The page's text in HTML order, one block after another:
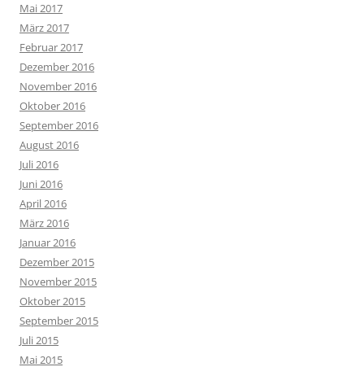
Mai 2017
März 2017
Februar 2017
Dezember 2016
November 2016
Oktober 2016
September 2016
August 2016
Juli 2016
Juni 2016
April 2016
März 2016
Januar 2016
Dezember 2015
November 2015
Oktober 2015
September 2015
Juli 2015
Mai 2015